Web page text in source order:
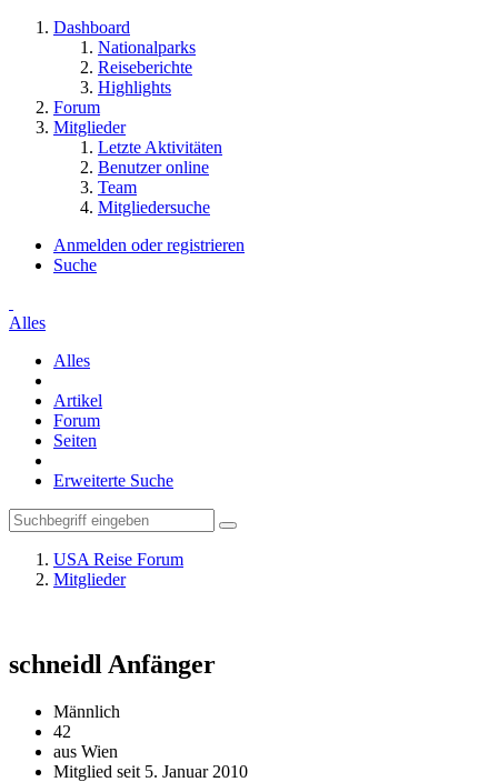
Dashboard
Nationalparks
Reiseberichte
Highlights
Forum
Mitglieder
Letzte Aktivitäten
Benutzer online
Team
Mitgliedersuche
Anmelden oder registrieren
Suche
Alles
Alles
Artikel
Forum
Seiten
Erweiterte Suche
USA Reise Forum
Mitglieder
schneidl Anfänger
Männlich
42
aus Wien
Mitglied seit 5. Januar 2010